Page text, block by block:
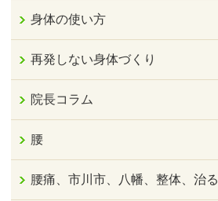
身体の使い方
再発しない身体づくり
院長コラム
腰
腰痛、市川市、八幡、整体、治る